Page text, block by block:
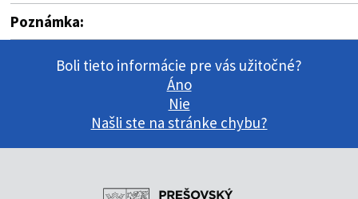
Poznámka:
Boli tieto informácie pre vás užitočné?
Áno
Nie
Našli ste na stránke chybu?